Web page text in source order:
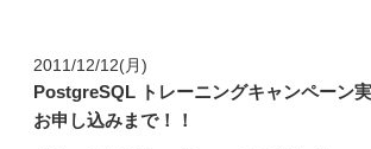
導入事例
イベント・セミナー
イベント・セミナー
2011/12/12(月)
PostgreSQL トレーニングキャンペーン
お申し込みまで！！